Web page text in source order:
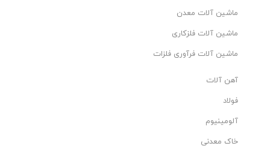
ماشین آلات معدن
ماشین آلات فلزکاری
ماشین آلات فرآوری فلزات
آهن آلات
فولاد
آلومینیوم
خاک معدنی